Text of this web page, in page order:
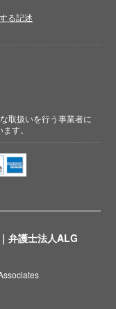
弁護士法人ALG
る記述
取扱いを行う事業者に
す。